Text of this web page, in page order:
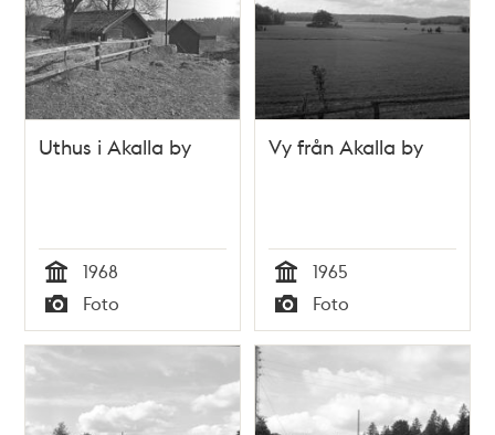
Uthus i Akalla by
Tid
1968
Typ
Foto
Vy från Akalla by
Tid
1965
Typ
Foto